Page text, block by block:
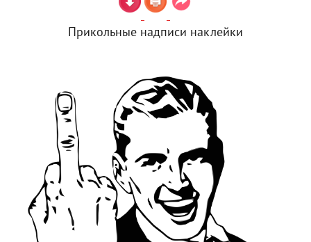
Прикольные надписи наклейки